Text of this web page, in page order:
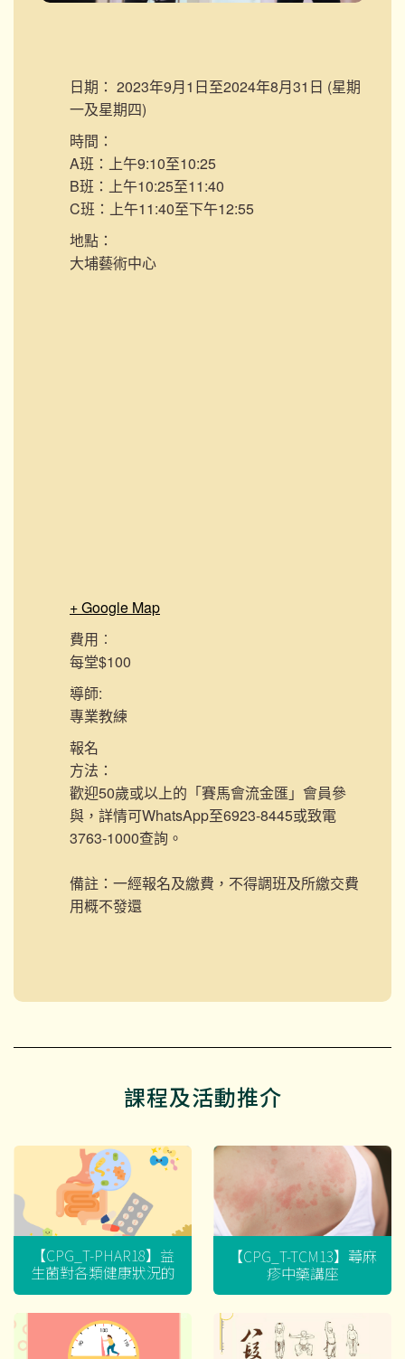
日期： 2023年9月1日至2024年8月31日 (星期
一及星期四)
時間：
A班：上午9:10至10:25
B班：上午10:25至11:40
C班：上午11:40至下午12:55
地點：
大埔藝術中心
+ Google Map
費用︰
每堂$100
導師:
專業教練
報名
方法：
歡迎50歲或以上的「賽馬會流金匯」會員參
與，詳情可WhatsApp至6923-8445或致電
3763-1000查詢。
備註：一經報名及繳費，不得調班及所繳交費
用概不發還
課程及活動推介
【CPG_T-PHAR18】益
生菌對各類健康狀況的
迷思
【CPG_T-TCM13】蕁麻
疹中藥講座